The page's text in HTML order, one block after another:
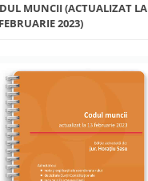
MUNCII (ACTUALIZAT LA
2023)